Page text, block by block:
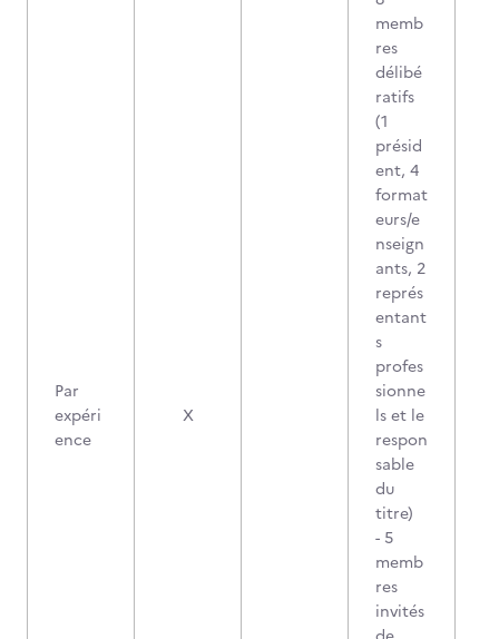
Par
expéri
ence
X
memb
res
délibé
ratifs
(1
présid
ent, 4
format
eurs/e
nseign
ants, 2
représ
entant
s
profes
sionne
ls et le
respon
sable
du
titre)
- 5
memb
res
invités